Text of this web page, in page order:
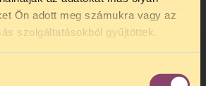
Ön adott meg számukra vagy az
szolgáltatásokból gyűjtöttek.
e vizsgálatot az
feltárására. A
érdemi választ nem
a híroldal azt állította,
JOGSEGÉLY